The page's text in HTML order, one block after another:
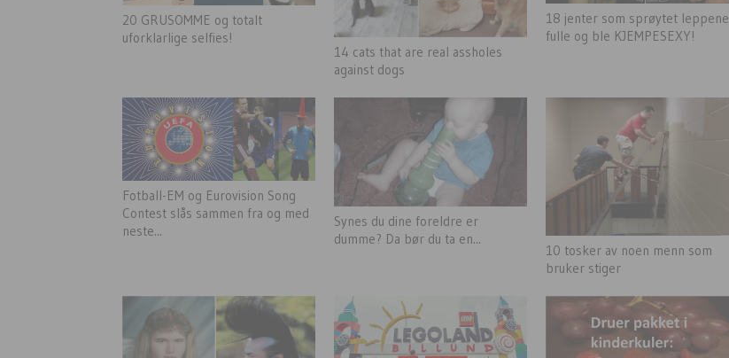
20 GRUSOMME og totalt
uforklarlige selfies!
14 cats that are real assholes
against dogs
18 jenter som sprøytet leppene
fulle og ble KJEMPESEXY!
Fotball-EM og Eurovision Song
Contest slås sammen fra og med
neste...
Synes du dine foreldre er
dumme? Da bør du ta en...
10 tosker av noen menn som
bruker stiger